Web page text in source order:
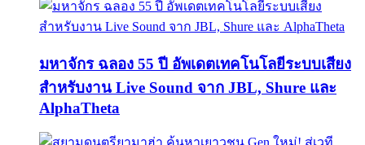
มหาจักร ฉลอง 55 ปี อัพเดตเทคโนโลยีระบบเสียง
สำหรับงาน Live Sound จาก JBL, Shure และ
AlphaTheta